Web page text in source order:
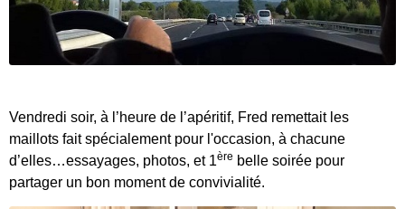
Vendredi soir, à l’heure de l’apéritif, Fred remettait les
maillots fait spécialement pour l'occasion, à chacune
d’elles…essayages, photos, et 1ère belle soirée pour
partager un bon moment de convivialité.